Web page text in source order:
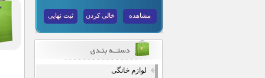
مشاهده خالی کردن ثبت نهایی
لوازم خانگی